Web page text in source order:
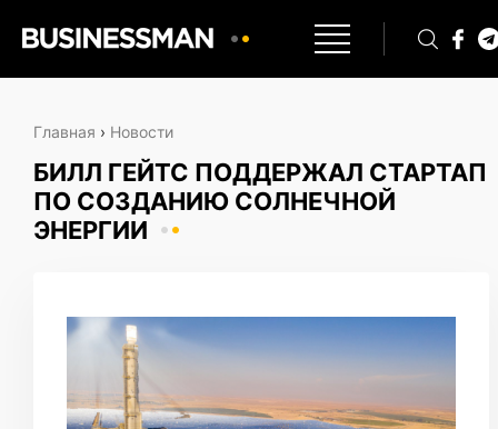
Главная › Новости
БИЛЛ ГЕЙТС ПОДДЕРЖАЛ СТАРТАП
ПО СОЗДАНИЮ СОЛНЕЧНОЙ
ЭНЕРГИИ